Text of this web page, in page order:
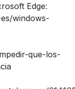
Edge:
windows-
que-los-